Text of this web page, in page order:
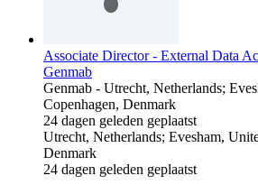
Associate Director - External Data
Genmab
Genmab - Utrecht, Netherlands;
Copenhagen, Denmark
24 dagen geleden geplaatst
Utrecht, Netherlands; Evesham,
Denmark
24 dagen geleden geplaatst